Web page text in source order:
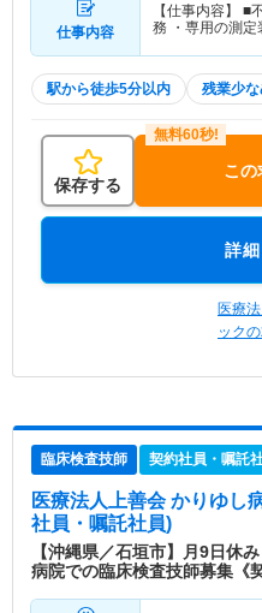
仕事内容
【仕事内容】 ■
務 ・専用の測
駅から徒歩5分以内 残業少
保存する
この
詳
医療
ック
臨床検査技師 契約社員・嘱託
医療法人上善会 かりゆし
社員・嘱託社員)
【沖縄県／石垣市】月9日休
病院での臨床検査技師募集《